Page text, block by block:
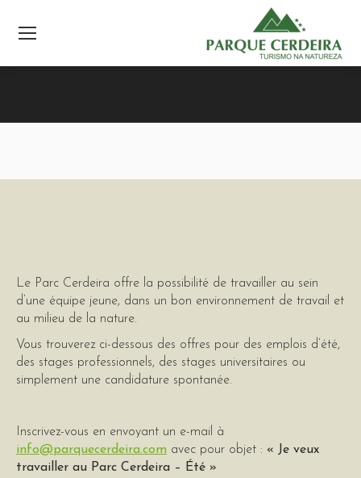
Le Parc Cerdeira offre la possibilité de travailler au sein
d’une équipe jeune, dans un bon environnement de travail et
au milieu de la nature.
Vous trouverez ci-dessous des offres pour des emplois d’été,
des stages professionnels, des stages universitaires ou
simplement une candidature spontanée.
Inscrivez-vous en envoyant un e-mail à
info@parquecerdeira.com avec pour objet : « Je veux
travailler au Parc Cerdeira – Été »